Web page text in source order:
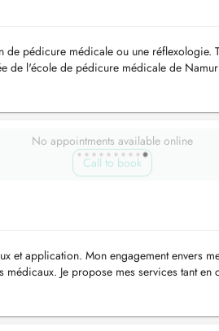
de pédicure médicale ou une réflexologie.
de l'école de pédicure médicale de
No appointments available online
Call to book
et application. Mon engagement envers
Je propose mes services tant en